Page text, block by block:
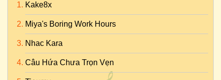
Kake8x
Miya's Boring Work Hours
Nhac Kara
Câu Hứa Chưa Trọn Vẹn